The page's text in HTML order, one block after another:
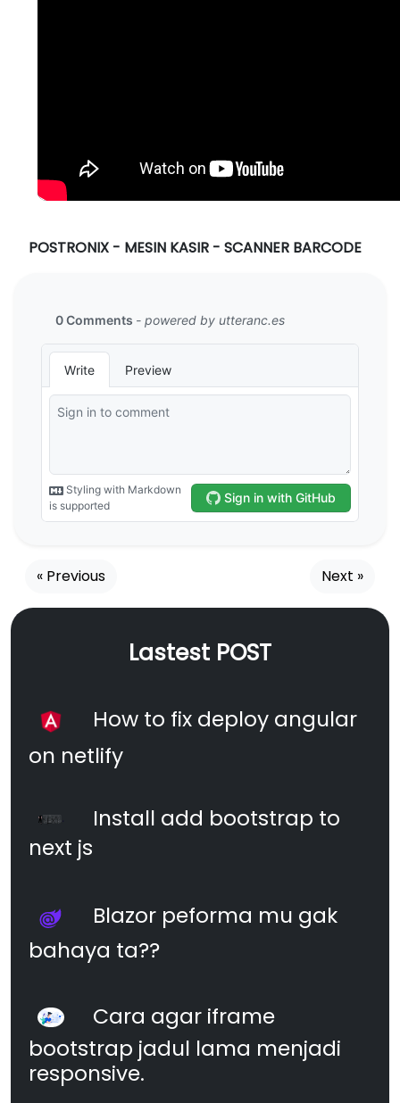
POSTRONIX - MESIN KASIR - SCANNER BARCODE
« Previous Next »
Lastest POST
How to fix deploy angular
on netlify
Install add bootstrap to
next js
Blazor peforma mu gak
bahaya ta??
Cara agar iframe
bootstrap jadul lama menjadi
responsive.